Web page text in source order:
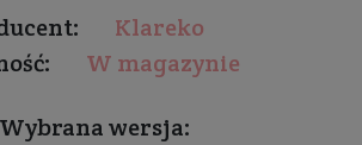
Klareko
W magazynie
Wybrana wersja: